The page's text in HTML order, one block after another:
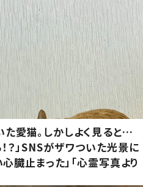
た愛猫。しかしよく見ると…
？」SNSがザワついた光景に
心臓止まった」「心霊写真より